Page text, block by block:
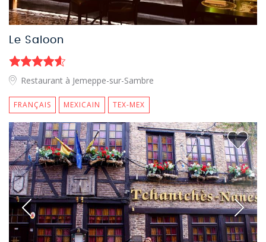
Le Saloon
Restaurant à Jemeppe-sur-Sambre
FRANÇAIS MEXICAIN TEX-MEX